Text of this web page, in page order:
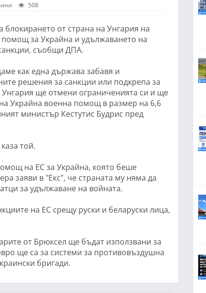
508
блокирането от страна на Унгария на
за Украйна и удължаването на
съобщи ДПА.
как една държава забавя и
решения за санкции или подкрепа за
ще отмени ограниченията си и ще
Украйна военна помощ в размер на 6,6
министър Кестутис Будрис пред
той.
на ЕС за Украйна, която беше
заяви в "Екс", че страната му няма да
за удължаване на войната.
на ЕС срещу руски и беларуски лица,
от Брюксел ще бъдат използвани за
ще са за системи за противовъздушна
бригади.